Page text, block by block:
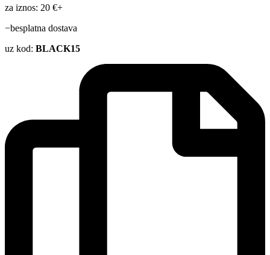
za iznos: 20 €+
−besplatna dostava
uz kod: BLACK15